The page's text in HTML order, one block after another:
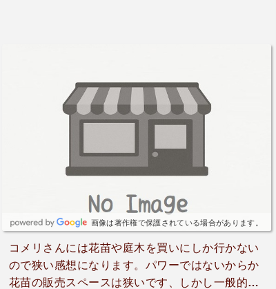
画像は著作権で保護されている場合があります。
コメリさんには花苗や庭木を買いにしか行かない
ので狭い感想になります。パワーではないからか
花苗の販売スペースは狭いです、しかし一般的な